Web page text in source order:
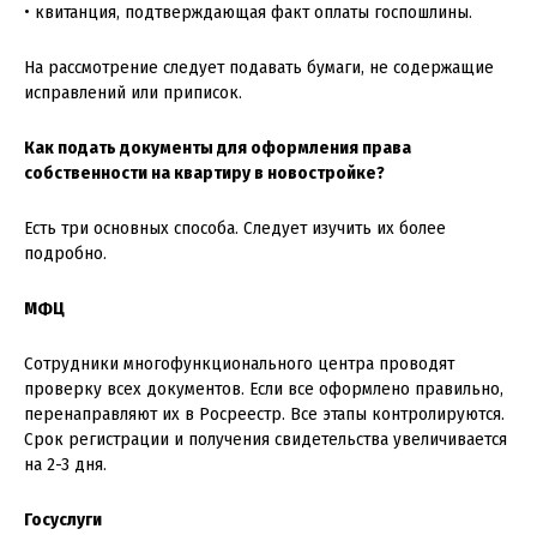
• квитанция, подтверждающая факт оплаты госпошлины.
На рассмотрение следует подавать бумаги, не содержащие
исправлений или приписок.
Как подать документы для оформления права
собственности на квартиру в новостройке?
Есть три основных способа. Следует изучить их более
подробно.
МФЦ
Сотрудники многофункционального центра проводят
проверку всех документов. Если все оформлено правильно,
перенаправляют их в Росреестр. Все этапы контролируются.
Срок регистрации и получения свидетельства увеличивается
на 2-3 дня.
Госуслуги